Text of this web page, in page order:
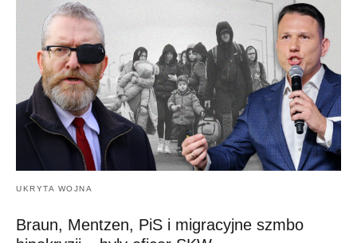
UKRYTA WOJNA
Braun, Mentzen, PiS i migracyjne szmbo